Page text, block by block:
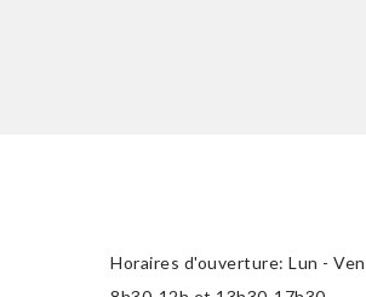
Horaires d'ouverture:Lun - Ven